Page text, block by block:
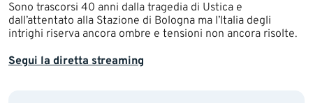
​​​​​​​​​Sono trascorsi 40 anni dalla tragedia di Ustica e
dall’attentato alla Stazione di Bologna ma l’Italia degli
intrighi riserva ancora ombre e tensioni non ancora risolte.​ ​​
Segui la diretta streaming​